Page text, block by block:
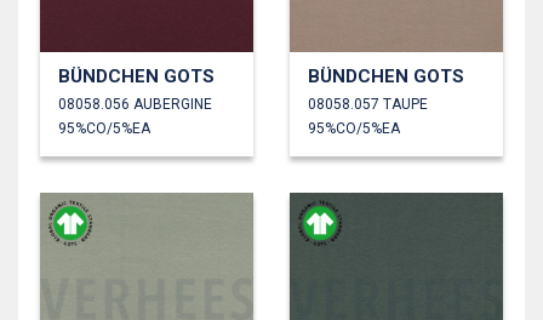
BÜNDCHEN GOTS
08058.056 AUBERGINE
95%CO/5%EA
BÜNDCHEN GOTS
08058.057 TAUPE
95%CO/5%EA